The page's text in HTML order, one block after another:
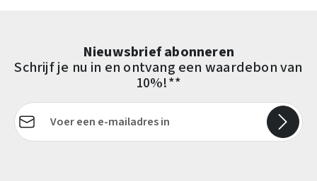
Nieuwsbrief abonneren
Schrijf je nu in en ontvang een waardebon van
10%!**
E-mailadres*